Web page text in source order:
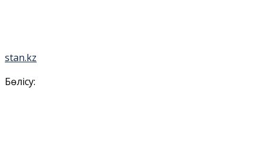
stan.kz
Бөлісу: